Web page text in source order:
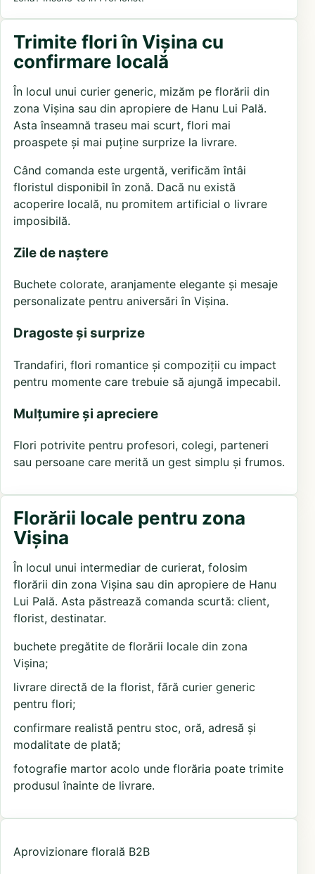
Trimite flori în Vișina cu
confirmare locală
În locul unui curier generic, mizăm pe florării din
zona Vișina sau din apropiere de Hanu Lui Pală.
Asta înseamnă traseu mai scurt, flori mai
proaspete și mai puține surprize la livrare.
Când comanda este urgentă, verificăm întâi
floristul disponibil în zonă. Dacă nu există
acoperire locală, nu promitem artificial o livrare
imposibilă.
Zile de naștere
Buchete colorate, aranjamente elegante și mesaje
personalizate pentru aniversări în Vișina.
Dragoste și surprize
Trandafiri, flori romantice și compoziții cu impact
pentru momente care trebuie să ajungă impecabil.
Mulțumire și apreciere
Flori potrivite pentru profesori, colegi, parteneri
sau persoane care merită un gest simplu și frumos.
Florării locale pentru zona
Vișina
În locul unui intermediar de curierat, folosim
florării din zona Vișina sau din apropiere de Hanu
Lui Pală. Asta păstrează comanda scurtă: client,
florist, destinatar.
buchete pregătite de florării locale din zona
Vișina;
livrare directă de la florist, fără curier generic
pentru flori;
confirmare realistă pentru stoc, oră, adresă și
modalitate de plată;
fotografie martor acolo unde florăria poate trimite
produsul înainte de livrare.
Aprovizionare florală B2B